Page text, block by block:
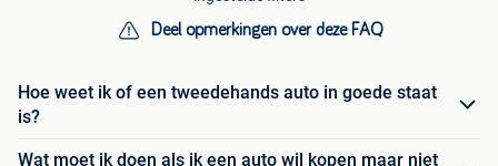
Deel opmerkingen over deze FAQ
Hoe weet ik of een tweedehands auto in goede staat
is?
Wat moet ik doen als ik een auto wil kopen maar niet